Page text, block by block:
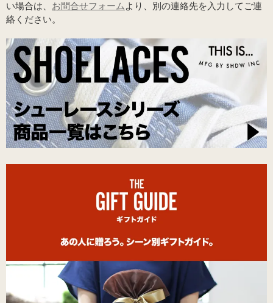
い場合は、 お問合せフォームより、別の連絡先を入力してご連
絡ください。